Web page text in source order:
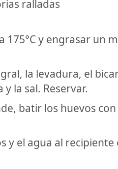
ralladas
175°C y engrasar un
la levadura, el
la sal. Reservar.
batir los huevos
y el agua al